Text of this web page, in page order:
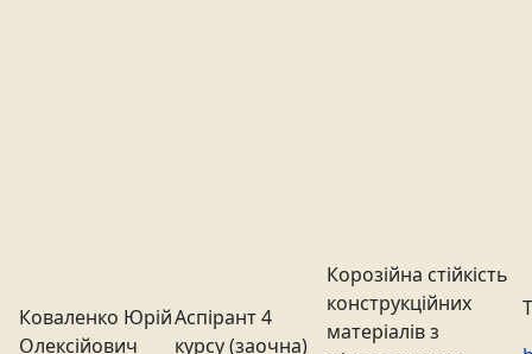
Коваленко Юрій
Олексійович
Аспірант 4
курсу (заочна)
Корозійна стійкість
конструкційних
матеріалів з